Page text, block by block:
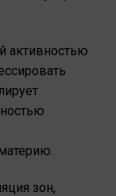
активностью
зон,